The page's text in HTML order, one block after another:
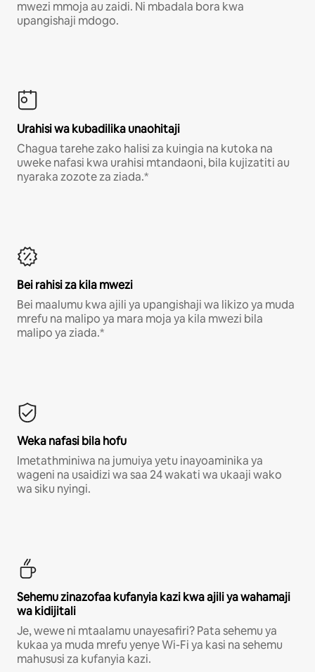
mwezi mmoja au zaidi. Ni mbadala bora kwa
upangishaji mdogo.
Urahisi wa kubadilika unaohitaji
Chagua tarehe zako halisi za kuingia na kutoka na
uweke nafasi kwa urahisi mtandaoni, bila kujizatiti au
nyaraka zozote za ziada.*
Bei rahisi za kila mwezi
Bei maalumu kwa ajili ya upangishaji wa likizo ya muda
mrefu na malipo ya mara moja ya kila mwezi bila
malipo ya ziada.*
Weka nafasi bila hofu
Imetathminiwa na jumuiya yetu inayoaminika ya
wageni na usaidizi wa saa 24 wakati wa ukaaji wako
wa siku nyingi.
Sehemu zinazofaa kufanyia kazi kwa ajili ya wahamaji
wa kidijitali
Je, wewe ni mtaalamu unayesafiri? Pata sehemu ya
kukaa ya muda mrefu yenye Wi-Fi ya kasi na sehemu
mahususi za kufanyia kazi.